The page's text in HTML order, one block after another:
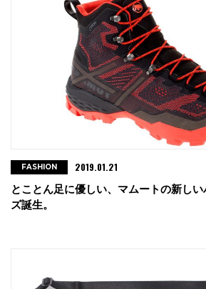
とことん足に優しい、マムートの新し
ズ誕生。
FASHION 2019.01.21